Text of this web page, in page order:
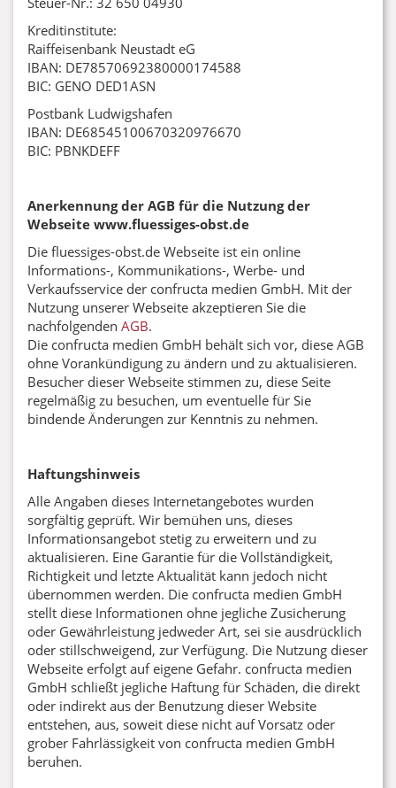
Kreditinstitute:
Raiffeisenbank Neustadt eG
IBAN: DE78570692380000174588
BIC: GENO DED1ASN
Postbank Ludwigshafen
IBAN: DE68545100670320976670
BIC: PBNKDEFF
Anerkennung der AGB für die Nutzung der
Webseite www.fluessiges-obst.de
Die fluessiges-obst.de Webseite ist ein online
Informations-, Kommunikations-, Werbe- und
Verkaufsservice der confructa medien GmbH. Mit der
Nutzung unserer Webseite akzeptieren Sie die
nachfolgenden AGB.
Die confructa medien GmbH behält sich vor, diese AGB
ohne Vorankündigung zu ändern und zu aktualisieren.
Besucher dieser Webseite stimmen zu, diese Seite
regelmäßig zu besuchen, um eventuelle für Sie
bindende Änderungen zur Kenntnis zu nehmen.
Haftungshinweis
Alle Angaben dieses Internetangebotes wurden
sorgfältig geprüft. Wir bemühen uns, dieses
Informationsangebot stetig zu erweitern und zu
aktualisieren. Eine Garantie für die Vollständigkeit,
Richtigkeit und letzte Aktualität kann jedoch nicht
übernommen werden. Die confructa medien GmbH
stellt diese Informationen ohne jegliche Zusicherung
oder Gewährleistung jedweder Art, sei sie ausdrücklich
oder stillschweigend, zur Verfügung. Die Nutzung dieser
Webseite erfolgt auf eigene Gefahr. confructa medien
GmbH schließt jegliche Haftung für Schäden, die direkt
oder indirekt aus der Benutzung dieser Website
entstehen, aus, soweit diese nicht auf Vorsatz oder
grober Fahrlässigkeit von confructa medien GmbH
beruhen.